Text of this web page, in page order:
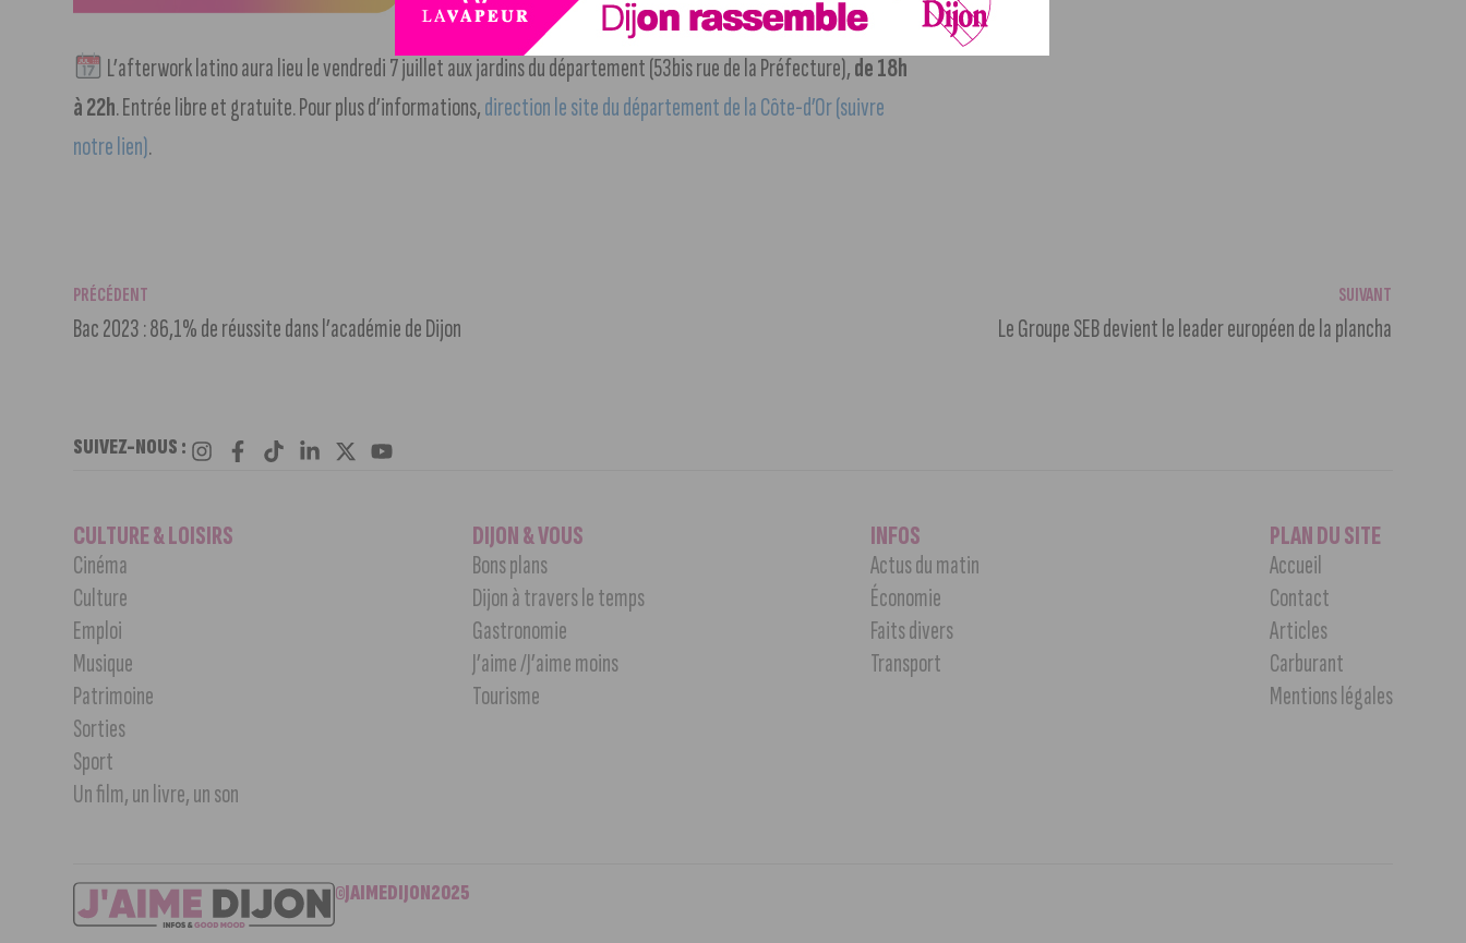
L’afterwork latino aura lieu le vendredi 7 juillet aux jardins du département (53bis rue de la Préfecture),de 18h
à 22h. Entrée libre et gratuite. Pour plus d’informations,direction le site du département de la Côte-d’Or (suivre
notre lien).
PRÉCÉDENT
Bac 2023 : 86,1% de réussite dans l’académie de Dijon
SUIVANT
Le Groupe SEB devient le leader européen de la plancha
SUIVEZ-NOUS :
CULTURE & LOISIRS
Cinéma
Culture
Emploi
Musique
Patrimoine
Sorties
Sport
Un film, un livre, un son
DIJON & VOUS
Bons plans
Dijon à travers le temps
Gastronomie
J’aime /J’aime moins
Tourisme
INFOS
Actus du matin
Économie
Faits divers
Transport
PLAN DU SITE
Accueil
Contact
Articles
Carburant
Mentions légales
©JAIMEDIJON2025